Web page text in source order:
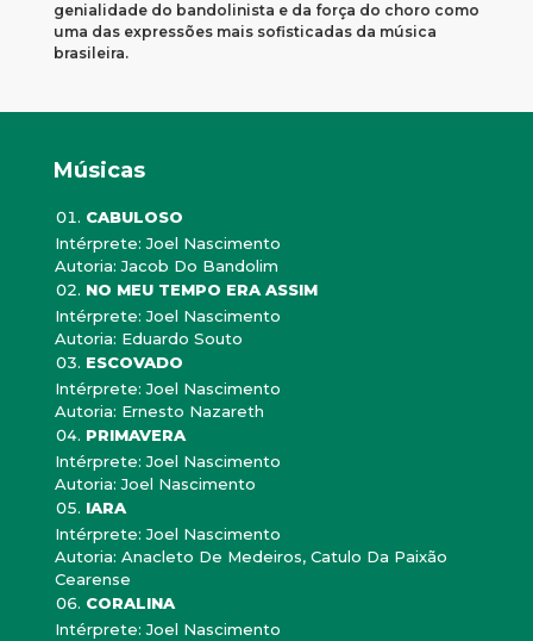
genialidade do bandolinista e da força do choro como
uma das expressões mais sofisticadas da música
brasileira.
Músicas
CABULOSO
Intérprete: Joel Nascimento
Autoria: Jacob Do Bandolim
NO MEU TEMPO ERA ASSIM
Intérprete: Joel Nascimento
Autoria: Eduardo Souto
ESCOVADO
Intérprete: Joel Nascimento
Autoria: Ernesto Nazareth
PRIMAVERA
Intérprete: Joel Nascimento
Autoria: Joel Nascimento
IARA
Intérprete: Joel Nascimento
Autoria: Anacleto De Medeiros, Catulo Da Paixão
Cearense
CORALINA
Intérprete: Joel Nascimento